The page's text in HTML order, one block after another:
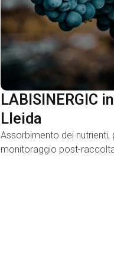
LABISINERGIC
Lleida
Assorbimento dei nutrienti,
monitoraggio post-